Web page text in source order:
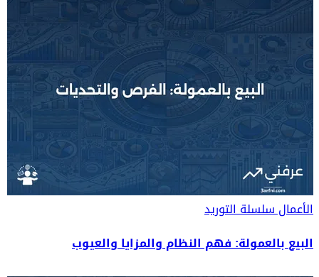
الأعمالسلسلة التوريد
البيع بالعمولة: فهم النظام والمزايا والعيوب